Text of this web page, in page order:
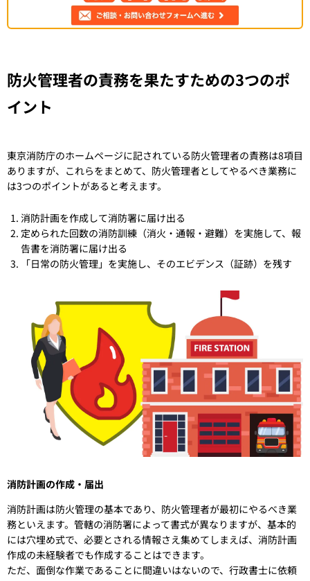
防火管理者の責務を果たすための3つのポ
イント
東京消防庁のホームページに記されている防火管理者の責務は8項目
ありますが、これらをまとめて、防火管理者としてやるべき業務に
は3つのポイントがあると考えます。
消防計画を作成して消防署に届け出る
定められた回数の消防訓練（消火・通報・避難）を実施して、報
告書を消防署に届け出る
「日常の防火管理」を実施し、そのエビデンス（証跡）を残す
消防計画の作成・届出
消防計画は防火管理の基本であり、防火管理者が最初にやるべき業
務といえます。管轄の消防署によって書式が異なりますが、基本的
には穴埋め式で、必要とされる情報さえ集めてしまえば、消防計画
作成の未経験者でも作成することはできます。
ただ、面倒な作業であることに間違いはないので、行政書士に依頼